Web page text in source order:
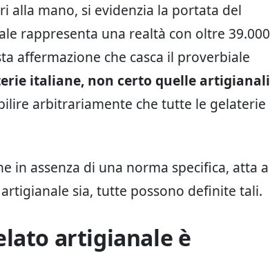
alla mano, si evidenzia la portata del
rappresenta una realtà con oltre 39.000
affermazione che casca il proverbiale
italiane, non certo quelle artigianali
arbitrariamente che tutte le gelaterie
in assenza di una norma specifica, atta a
sia, tutte possono definite tali.
artigianale è